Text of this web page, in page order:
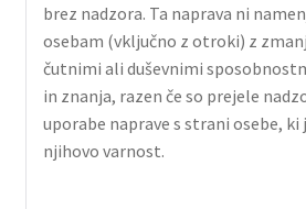
brez nadzora. Ta naprava ni
osebam (vključno z otroki) z
čutnimi ali duševnimi
in znanja, razen če so prejele
uporabe naprave s strani osebe, ki
njihovo varnost.